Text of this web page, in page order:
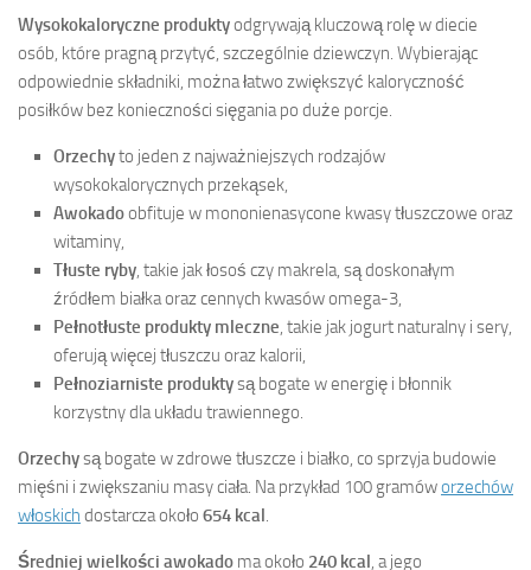
Wysokokaloryczne produktyodgrywają kluczową rolę w diecie
osób, które pragną przytyć, szczególnie dziewczyn. Wybierając
odpowiednie składniki, można łatwo zwiększyć kaloryczność
posiłków bez konieczności sięgania po duże porcje.
Orzechyto jeden z najważniejszych rodzajów
wysokokalorycznych przekąsek,
Awokadoobfituje w mononienasycone kwasy tłuszczowe oraz
witaminy,
Tłuste ryby, takie jak łosoś czy makrela, są doskonałym
źródłem białka oraz cennych kwasów omega-3,
Pełnotłuste produkty mleczne, takie jak jogurt naturalny i sery,
oferują więcej tłuszczu oraz kalorii,
Pełnoziarniste produktysą bogate w energię i błonnik
korzystny dla układu trawiennego.
Orzechysą bogate w zdrowe tłuszcze i białko, co sprzyja budowie
mięśni i zwiększaniu masy ciała. Na przykład 100 gramóworzechów
włoskich dostarcza około 654 kcal.
Średniej wielkości awokado ma około 240 kcal, a jego